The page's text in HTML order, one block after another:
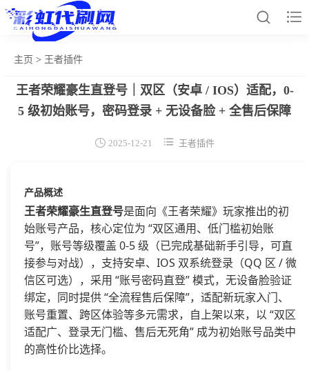


网站首页
和平辅助
三角容器
辅助卡盟
热门文章
关于我们
主页 > 王者插件
王者荣耀豪生直登号｜双区（安卓 / IOS）适配，0-
5 级初始账号，密码登录 + 无设备脸 + 全售后保障
 2025-12-21  王者插件
产品概述
王者荣耀豪生直登号是面向《王者荣耀》玩家推出的初
始账号产品，核心定位为 “双区通用、低门槛初始账
号”，账号等级覆盖 0-5 级（已完成基础新手引导，可直
接参与对战），支持安卓、IOS 双系统登录（QQ 区 / 微
信区可选），采用 “账号密码直登” 模式，无设备脸验证
绑定，同时提供 “全流程售后保障”，适配新玩家入门、
账号重置、跨区体验等多元需求，自上架以来，以 “双区
适配广、登录无门槛、售后无死角” 成为初始账号品类中
的高性价比选择。